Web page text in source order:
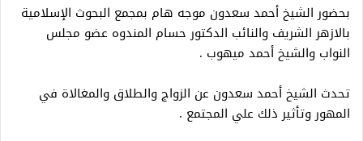
بحضور الشيخ أحمد سعدون موجه هام بمجمع البحوث الإسلامية
بالازهر الشريف والنائب الدكتور حسام المندوه عضو مجلس
النواب والشيخ أحمد ميهوب .
تحدث الشيخ أحمد سعدون عن الزواج والطلاق والمغالاة في
المهور وتأثير ذلك علي المجتمع .